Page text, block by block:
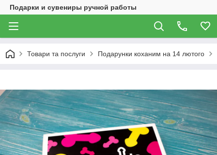
Подарки и сувениры ручной работы
Товари та послуги Подарунки коханим на 14 лютого